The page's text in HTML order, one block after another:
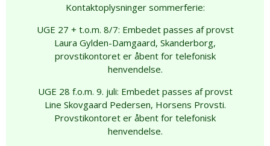
Kontaktoplysninger sommerferie:
UGE 27 + t.o.m. 8/7: Embedet passes af provst
Laura Gylden-Damgaard, Skanderborg,
provstikontoret er åbent for telefonisk
henvendelse.
UGE 28 f.o.m. 9. juli: Embedet passes af provst
Line Skovgaard Pedersen, Horsens Provsti.
Provstikontoret er åbent for telefonisk
henvendelse.